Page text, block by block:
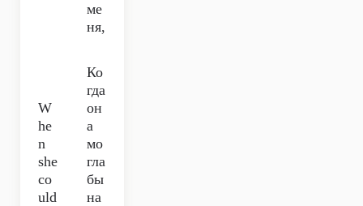
ме
ня,
W
he
n
she
co
uld
Ко
гда
он
а
мо
гла
бы
на